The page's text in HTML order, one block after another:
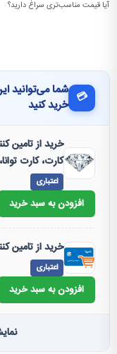
آیا قیمت مناسب‌تری سراغ دارید؟
💳 شما می‌توانید
خرید کنید
خرید از تامین
کارت، کارت
اعتباری
افزودن به سبد خرید
خرید از تامین
اعتباری
افزودن به سبد خرید